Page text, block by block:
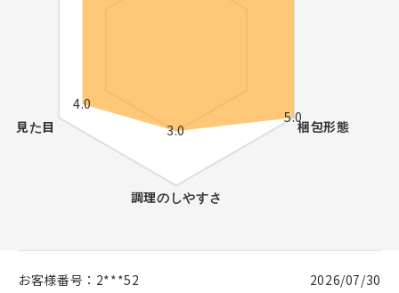
お客様番号： 2***52
2026/07/30